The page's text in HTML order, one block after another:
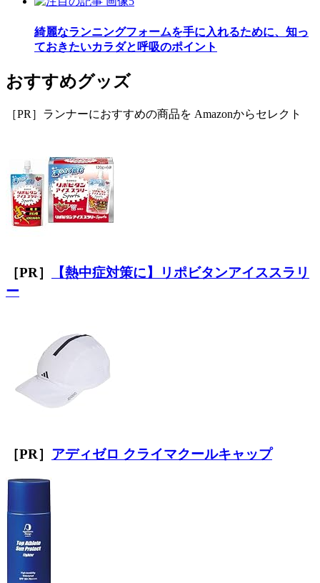
綺麗なランニングフォームを手に入れるために、知っ
ておきたいカラダと呼吸のポイント
おすすめグッズ
［PR］ランナーにおすすめの商品を Amazonからセレクト
［PR］
【熱中症対策に】リポビタンアイススラリ
ー
［PR］ アディゼロ クライマクールキャップ